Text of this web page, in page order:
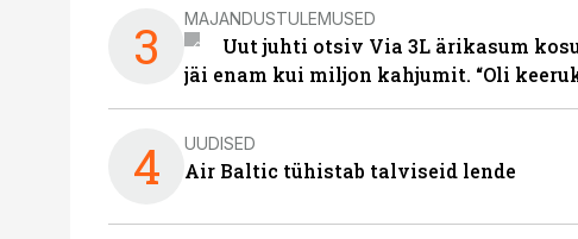
3 MAJANDUSTULEMUSED
Uut juhti otsiv Via 3L ärikasum
jäi enam kui miljon kahjumit. “Oli
4 UUDISED
Air Baltic tühistab talviseid lende